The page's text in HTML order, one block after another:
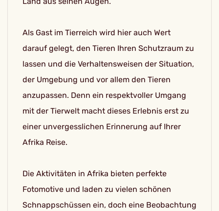
Als Gast im Tierreich wird hier auch Wert
darauf gelegt, den Tieren Ihren Schutzraum zu
lassen und die Verhaltensweisen der Situation,
der Umgebung und vor allem den Tieren
anzupassen. Denn ein respektvoller Umgang
mit der Tierwelt macht dieses Erlebnis erst zu
einer unvergesslichen Erinnerung auf Ihrer
Afrika Reise.
Die Aktivitäten in Afrika bieten perfekte
Fotomotive und laden zu vielen schönen
Schnappschüssen ein, doch eine Beobachtung